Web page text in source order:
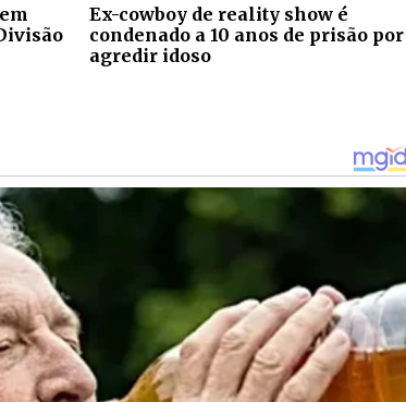
Ex-cowboy de reality show é
condenado a 10 anos de prisão por
agredir idoso